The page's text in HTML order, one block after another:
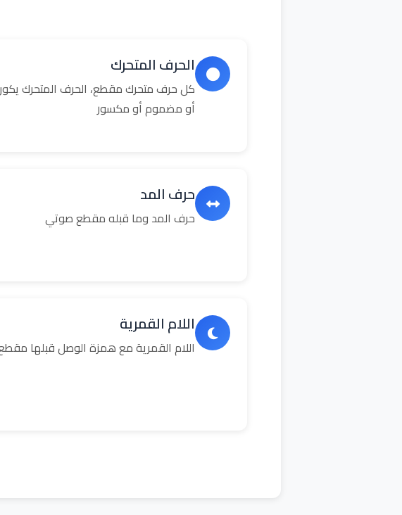
الحرف المتحرك
كل حرف متحرك مقطع، الحرف المتحرك
أو مضموم أو مكسور
حرف المد
حرف المد وما قبله مقطع صوتي
اللام القمرية
اللام القمرية مع همزة الوصل قبلها